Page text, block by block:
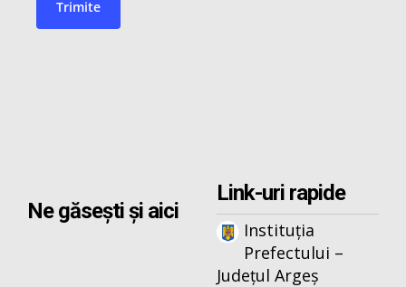
Ne găsești și aici
Link-uri rapide
Instituția
Prefectului –
Județul Argeș